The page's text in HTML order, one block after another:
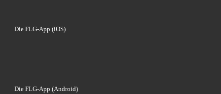
Die FLG-App (iOS)
Die FLG-App (Android)